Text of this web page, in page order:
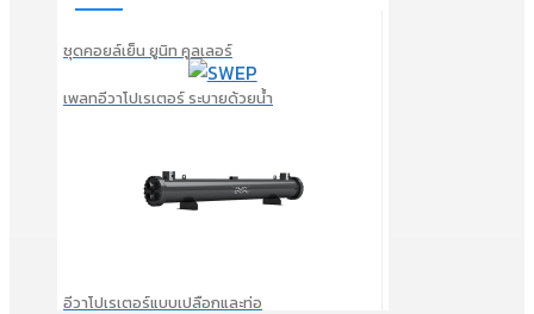
ชุดคอยล์เย็น ยูนิท คูลเลอร์
เพลทอีวาโปเรเตอร์ ระบายด้วยน้ำ
อีวาโปเรเตอร์แบบเปลือกและท่อ